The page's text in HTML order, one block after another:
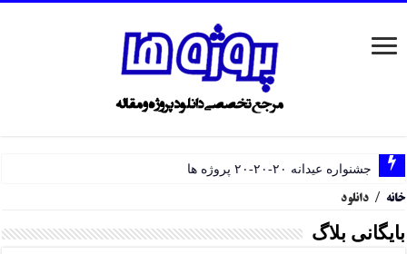
جشنواره عیدانه ۲۰-۲۰-۲۰ پروژه ها
خانه / دانلود
بایگانی بلاگ